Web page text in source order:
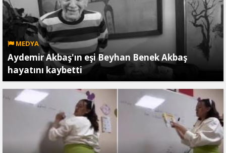
MEDYA
Aydemir Akbaş'ın eşi Beyhan Benek Akbaş
hayatını kaybetti